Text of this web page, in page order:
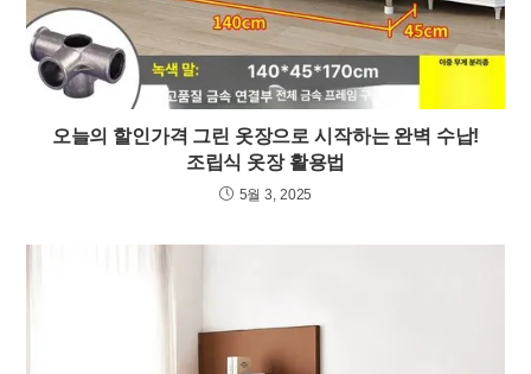
오늘의 할인가격 그린 옷장으로 시작하는 완벽 수납!
조립식 옷장 활용법
5월 3, 2025